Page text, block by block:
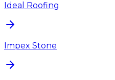
Ideal Roofing
Impex Stone